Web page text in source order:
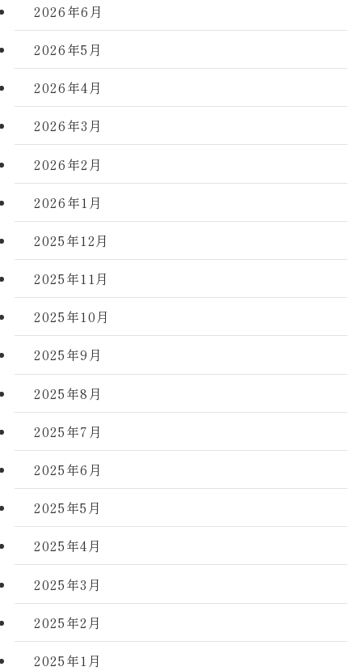
2026年6月
2026年5月
2026年4月
2026年3月
2026年2月
2026年1月
2025年12月
2025年11月
2025年10月
2025年9月
2025年8月
2025年7月
2025年6月
2025年5月
2025年4月
2025年3月
2025年2月
2025年1月